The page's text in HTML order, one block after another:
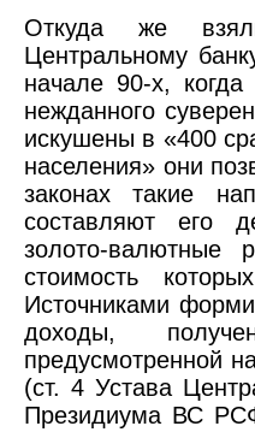
Откуда же
Центральному
начале 90-х,
нежданного
искушены в «400
населения» они
законах такие
составляют его
золото-валютные
стоимость
Источниками
доходы,
предусмотренной
(ст. 4 Устава
Президиума ВС